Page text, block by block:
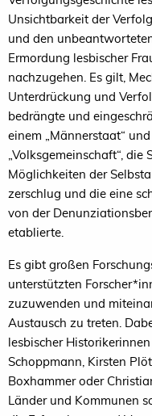
Unsichtbarkeit der
und den
Ermordung lesbischer
nachzugehen. Es gilt,
Unterdrückung und
bedrängte und
einem „Männerstaat“
„Volksgemeinschaft“,
Möglichkeiten der
zerschlug und die eine
von der
etablierte.
Es gibt großen
unterstützten
zuzuwenden und
Austausch zu treten.
lesbischer
Schoppmann, Kirsten
Boxhammer oder
Länder und Kommunen